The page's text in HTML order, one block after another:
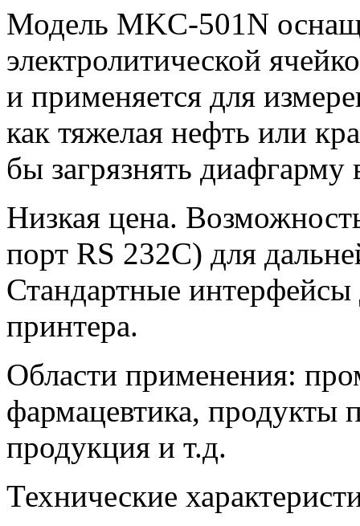
Модель MKC-501N
электролитической
и применяется для
как тяжелая нефть или
бы загрязнять диафгарму
Низкая цена.
порт RS 232C) для
Стандартные
принтера.
Области применения:
фармацевтика, продукты
продукция и т.д.
Технические